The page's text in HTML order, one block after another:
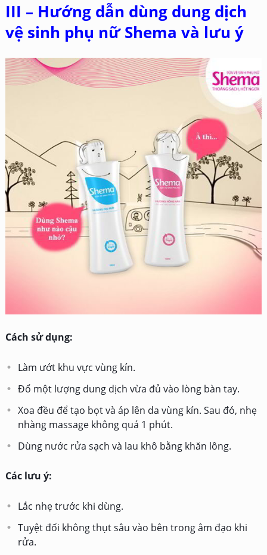
III – Hướng dẫn dùng dung dịch
vệ sinh phụ nữ Shema và lưu ý
Cách sử dụng:
Làm ướt khu vực vùng kín.
Đổ một lượng dung dịch vừa đủ vào lòng bàn tay.
Xoa đều để tạo bọt và áp lên da vùng kín. Sau đó, nhẹ
nhàng massage không quá 1 phút.
Dùng nước rửa sạch và lau khô bằng khăn lông.
Các lưu ý:
Lắc nhẹ trước khi dùng.
Tuyệt đối không thụt sâu vào bên trong âm đạo khi
rửa.